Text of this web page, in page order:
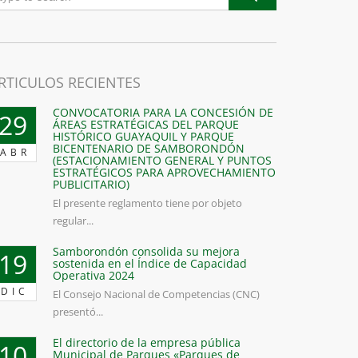
RECIENTES
29
ABR
CONVOCATORIA PARA LA CONCESIÓN DE
ÁREAS ESTRATÉGICAS DEL PARQUE
HISTÓRICO GUAYAQUIL Y PARQUE
BICENTENARIO DE SAMBORONDÓN
(ESTACIONAMIENTO GENERAL Y PUNTOS
ESTRATÉGICOS PARA APROVECHAMIENTO
PUBLICITARIO)
El presente reglamento tiene por objeto
regular...
19
DIC
Samborondón consolida su mejora
sostenida en el Índice de Capacidad
Operativa 2024
El Consejo Nacional de Competencias (CNC)
presentó...
El directorio de la empresa pública
Municipal de Parques «Parques de